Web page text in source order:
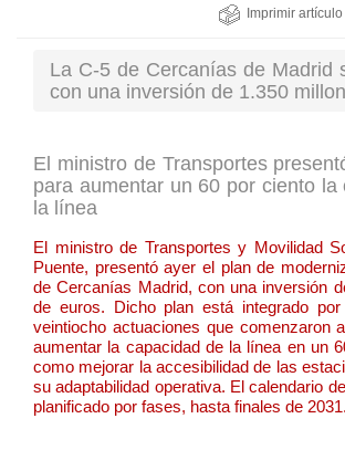
Imprimir artículo
La C-5 de Cercanías de Madrid
con una inversión de 1.350
El ministro de Transportes
para aumentar un 60 por ciento la
la línea
El ministro de Transportes y Movilidad
Puente, presentó ayer el plan de
de Cercanías Madrid, con una inversión
de euros. Dicho plan está integrado
veintiocho actuaciones que comenzaron
aumentar la capacidad de la línea en un
como mejorar la accesibilidad de las
su adaptabilidad operativa. El calendario
planificado por fases, hasta finales de 2031.